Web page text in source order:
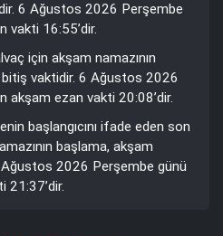
6 Ağustos 2026 Perşembe
vakti 16:55’dir.
için akşam namazının
bitiş vaktidir. 6 Ağustos 2026
akşam ezan vakti 20:08’dir.
başlangıcını ifade eden son
başlama, akşam
Ağustos 2026 Perşembe günü
21:37’dir.